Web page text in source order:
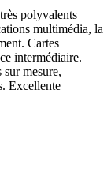
polyvalents
multimédia, la
Cartes
intermédiaire.
sur mesure,
Excellente